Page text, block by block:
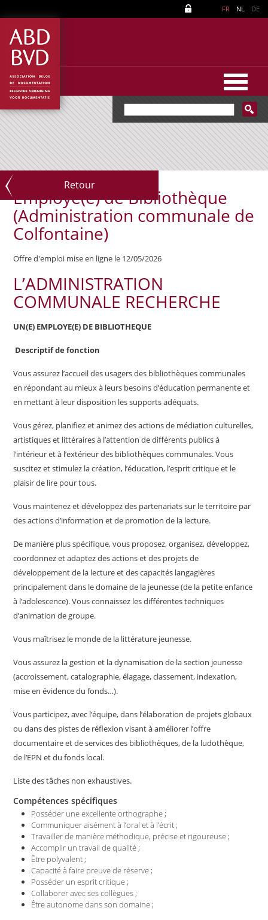
FR NL DE
Retour
Employé(e) de Bibliothèque
(Administration communale de
Colfontaine)
Offre d'emploi mise en ligne le 12/05/2026
L’ADMINISTRATION
COMMUNALE RECHERCHE
UN(E) EMPLOYE(E) DE BIBLIOTHEQUE
Descriptif de fonction
Vous assurez l’accueil des usagers des bibliothèques communales
en répondant au mieux à leurs besoins d’éducation permanente et
en mettant à leur disposition les supports adéquats.
Vous gérez, planifiez et animez des actions de médiation culturelles,
artistiques et littéraires à l’attention de différents publics à
l’intérieur et à l’extérieur des bibliothèques communales. Vous
suscitez et stimulez la création, l’éducation, l’esprit critique et le
plaisir de lire pour tous.
Vous maintenez et développez des partenariats sur le territoire par
des actions d’information et de promotion de la lecture.
De manière plus spécifique, vous proposez, organisez, développez,
coordonnez et adaptez des actions et des projets de
développement de la lecture et des capacités langagières
principalement dans le domaine de la jeunesse (de la petite enfance
à l’adolescence). Vous connaissez les différentes techniques
d’animation de groupe.
Vous maîtrisez le monde de la littérature jeunesse.
Vous assurez la gestion et la dynamisation de la section jeunesse
(accroissement, catalographie, élagage, classement, indexation,
mise en évidence du fonds…).
Vous participez, avec l’équipe, dans l’élaboration de projets globaux
ou dans des pistes de réflexion visant à améliorer l’offre
documentaire et de services des bibliothèques, de la ludothèque,
de l’EPN et du fonds local.
Liste des tâches non exhaustives.
Compétences spécifiques
Posséder une excellente orthographe ;
Communiquer aisément à l’oral et à l’écrit ;
Travailler de manière méthodique, précise et rigoureuse ;
Accomplir un travail de qualité ;
Être polyvalent ;
Capacité à faire preuve de réserve ;
Posséder un esprit critique ;
Collaborer avec ses collègues ;
Être autonome dans son domaine ;